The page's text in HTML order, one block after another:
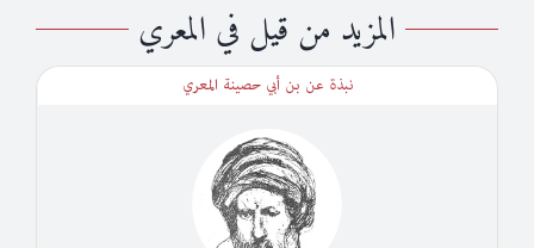
المزيد من قيل في المعري
نبذة عن بن أبي حصينة المعري